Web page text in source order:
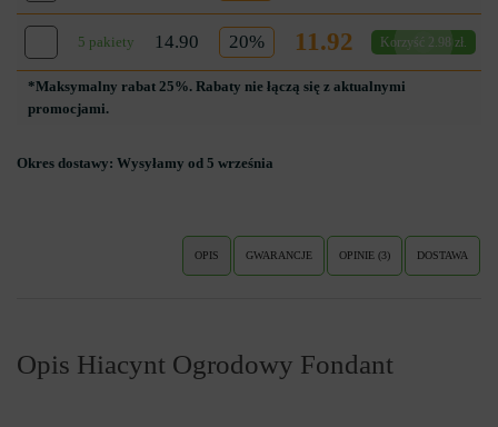
5 pakiety 14.90 20% 11.92 Korzyść 2.98 zł.
*Maksymalny rabat 25%. Rabaty nie łączą się z aktualnymi
promocjami.
Okres dostawy: Wysyłamy od 5 września
OPIS GWARANCJE OPINIE (3) DOSTAWA
Opis Hiacynt Ogrodowy Fondant